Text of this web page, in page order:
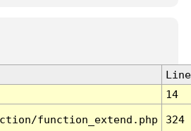
Line
14
function_extend.php 324